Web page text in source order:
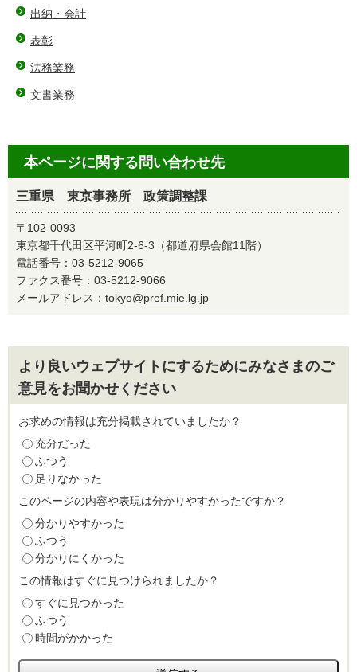
出納・会計
表彰
法務業務
文書業務
本ページに関する問い合わせ先
三重県 東京事務所 政策調整課
〒102-0093
東京都千代田区平河町2-6-3（都道府県会館11階）
電話番号： 03-5212-9065
ファクス番号：03-5212-9066
メールアドレス： tokyo@pref.mie.lg.jp
より良いウェブサイトにするためにみなさまのご
意見をお聞かせください
お求めの情報は充分掲載されていましたか？
充分だった
ふつう
足りなかった
このページの内容や表現は分かりやすかったですか？
分かりやすかった
ふつう
分かりにくかった
この情報はすぐに見つけられましたか？
すぐに見つかった
ふつう
時間がかかった